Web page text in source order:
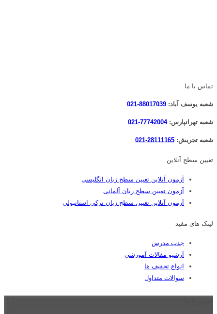
تماس با ما
شعبه یوسف آباد: 88017039-021
شعبه تهرانپارس:77742004-021
شعبه تجریش: 28111165-021
تعیین سطح آنلاین
آزمون آنلاین تعیین سطح زبان انگلیسی
آزمون تعیین سطح زبان آلمانی
آزمون آنلاین تعیین سطح زبان ترکی استانبولی
لینک های مفید
جذب مدرس
آرشیو مقالات آموزشی
انواع تخفیف ها
سوالات متداول